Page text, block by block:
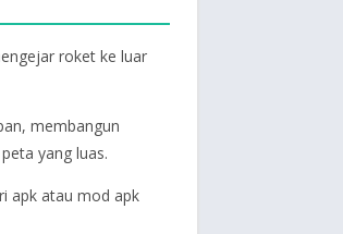
roket ke luar
membangun
yang luas.
apk atau mod apk